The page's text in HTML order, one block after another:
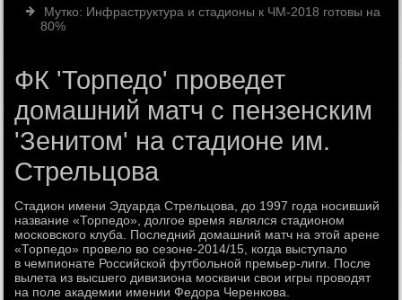
Мутко: Инфраструктура и стадионы к ЧМ-2018 готовы на
80%
ФК 'Торпедо' проведет
домашний матч с пензенским
'Зенитом' на стадионе им.
Стрельцова
Стадион имени Эдуарда Стрельцова, до 1997 года носивший
название «Торпедо», долгое время являлся стадионом
московского клуба. Последний домашний матч на этой арене
«Торпедо» провело во сезоне-2014/15, когда выступало
в чемпионате Российской футбольной премьер-лиги. После
вылета из высшего дивизиона москвичи свои игры проводят
на поле академии имении Федора Черенкова.